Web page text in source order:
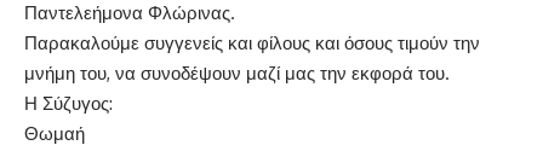
Παντελεήμονα Φλώρινας.
Παρακαλούμε συγγενείς και φίλους και όσους τιμούν την
μνήμη του, να συνοδέψουν μαζί μας την εκφορά του.
Η Σύζυγος:
Θωμαή